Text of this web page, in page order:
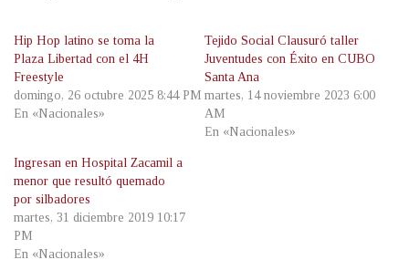
Hip Hop latino se toma la
Plaza Libertad con el 4H
Freestyle
domingo, 26 octubre 2025 8:44 PM
En «Nacionales»
Tejido Social Clausuró taller
Juventudes con Éxito en CUBO
Santa Ana
martes, 14 noviembre 2023 6:00
AM
En «Nacionales»
Ingresan en Hospital Zacamil a
menor que resultó quemado
por silbadores
martes, 31 diciembre 2019 10:17
PM
En «Nacionales»